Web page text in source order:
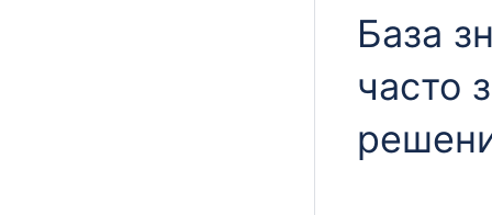
База
часто